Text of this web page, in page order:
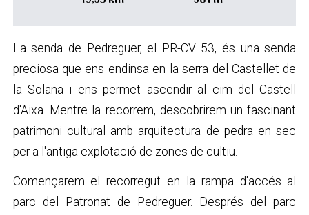
La senda de Pedreguer, el PR-CV 53, és una senda
preciosa que ens endinsa en la serra del Castellet de
la Solana i ens permet ascendir al cim del Castell
d'Aixa. Mentre la recorrem, descobrirem un fascinant
patrimoni cultural amb arquitectura de pedra en sec
per a l'antiga explotació de zones de cultiu.
Començarem el recorregut en la rampa d'accés al
parc del Patronat de Pedreguer. Després del parc